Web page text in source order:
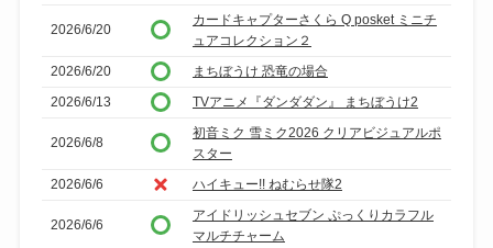
2026/6/20
カードキャプターさくら Q posket ミニチ
ュアコレクション２
2026/6/20
まちぼうけ 恐竜の場合
2026/6/13
TVアニメ『ダンダダン』 まちぼうけ2
2026/6/8
初音ミク 雪ミク2026 クリアビジュアルポ
スター
2026/6/6
ハイキュー!! ねむらせ隊2
2026/6/6
アイドリッシュセブン ぷっくりカラフル
マルチチャーム